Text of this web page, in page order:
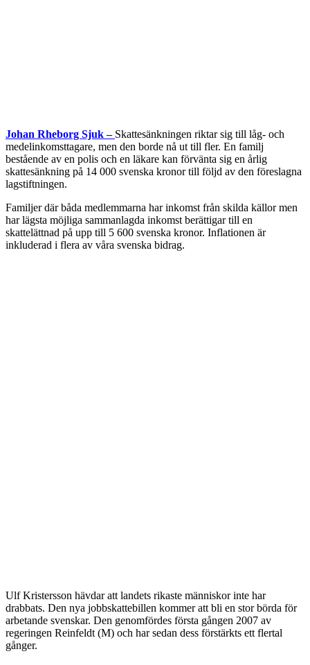
Johan Rheborg Sjuk – Skattesänkningen riktar sig till låg- och
medelinkomsttagare, men den borde nå ut till fler. En familj
bestående av en polis och en läkare kan förvänta sig en årlig
skattesänkning på 14 000 svenska kronor till följd av den föreslagna
lagstiftningen.
Familjer där båda medlemmarna har inkomst från skilda källor men
har lägsta möjliga sammanlagda inkomst berättigar till en
skattelättnad på upp till 5 600 svenska kronor. Inflationen är
inkluderad i flera av våra svenska bidrag.
Ulf Kristersson hävdar att landets rikaste människor inte har
drabbats. Den nya jobbskattebillen kommer att bli en stor börda för
arbetande svenskar. Den genomfördes första gången 2007 av
regeringen Reinfeldt (M) och har sedan dess förstärkts ett flertal
gånger.